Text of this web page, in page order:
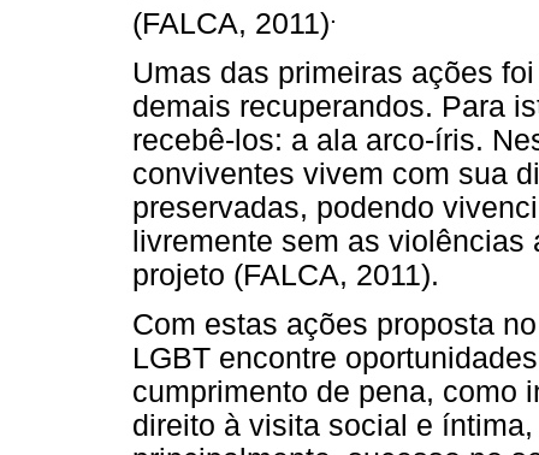
(FALCA, 2011)
Umas das primeiras ações
demais recuperandos. Para
recebê-los: a ala arco-íris.
conviventes vivem com sua
preservadas, podendo
livremente sem as violências
projeto (FALCA, 2011).
Com estas ações proposta
LGBT encontre
cumprimento de pena, como
direito à visita social e